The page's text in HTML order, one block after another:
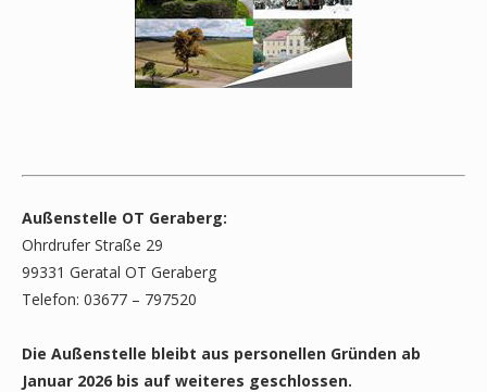
Außenstelle OT Geraberg:
Ohrdrufer Straße 29
99331 Geratal OT Geraberg
Telefon: 03677 – 797520
Die Außenstelle bleibt aus personellen Gründen ab
Januar 2026 bis auf weiteres geschlossen.